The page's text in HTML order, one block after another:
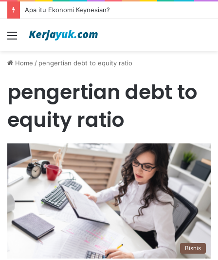
Apa itu Ekonomi Keynesian?
Menu
Home / pengertian debt to equity ratio
pengertian debt to
equity ratio
Bisnis